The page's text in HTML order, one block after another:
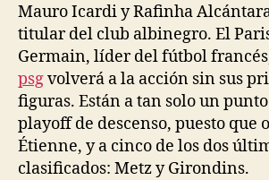
Mauro Icardi y Rafinha
titular del club albinegro. El
Germain, líder del fútbol
psgvolverá a la acción sin sus
figuras. Están a tan solo un
playoff de descenso, puesto que
Étienne, y a cinco de los dos
clasificados: Metz y Girondins.